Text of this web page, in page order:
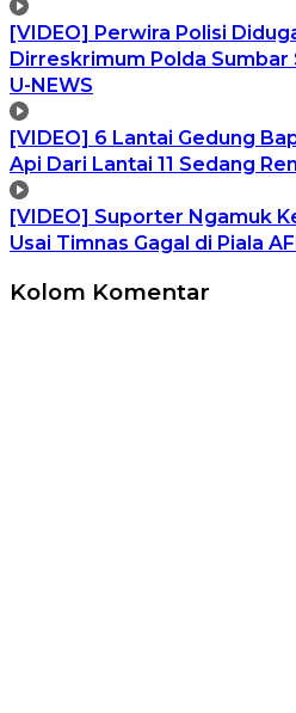
[VIDEO] Perwira Polisi
Dirreskrimum Polda
U-NEWS
[VIDEO] 6 Lantai Gedung
Api Dari Lantai 11 Sedang
[VIDEO] Suporter Ngamuk
Usai Timnas Gagal di Piala
Kolom Komentar